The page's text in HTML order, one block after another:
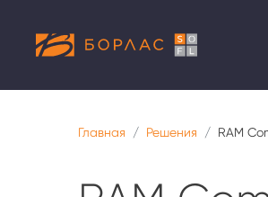
Главная Решения RAM